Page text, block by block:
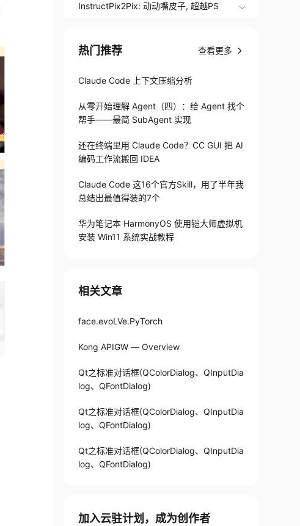
InstructPix2Pix: 动动嘴皮子, 超越PS
热门推荐 查看更多
Claude Code 上下文压缩分析
从零开始理解 Agent（四）：给 Agent 找个
帮手——最简 SubAgent 实现
还在终端里用 Claude Code？CC GUI 把 AI
编码工作流搬回 IDEA
Claude Code 这16个官方Skill，用了半年我
总结出最值得装的7个
华为笔记本 HarmonyOS 使用铠大师虚拟机
安装 Win11 系统实战教程
相关文章
face.evoLVe.PyTorch
Kong APIGW — Overview
Qt之标准对话框(QColorDialog、QInputDia
log、QFontDialog)
Qt之标准对话框(QColorDialog、QInputDia
log、QFontDialog)
Qt之标准对话框(QColorDialog、QInputDia
log、QFontDialog)
加入云驻计划，成为创作者